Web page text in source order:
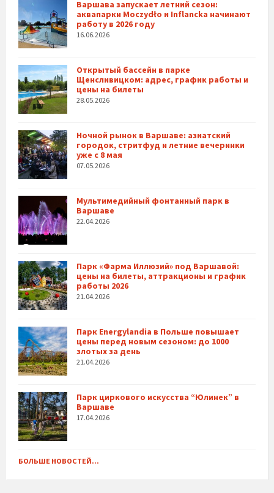
Варшава запускает летний сезон:
аквапарки Moczydło и Inflancka начинают
работу в 2026 году
16.06.2026
Открытый бассейн в парке
Щенсливицком: адрес, график работы и
цены на билеты
28.05.2026
Ночной рынок в Варшаве: азиатский
городок, стритфуд и летние вечеринки
уже с 8 мая
07.05.2026
Мультимедийный фонтанный парк в
Варшаве
22.04.2026
Парк «Фарма Иллюзий» под Варшавой:
цены на билеты, аттракционы и график
работы 2026
21.04.2026
Парк Energylandia в Польше повышает
цены перед новым сезоном: до 1000
злотых за день
21.04.2026
Парк циркового искусства “Юлинек” в
Варшаве
17.04.2026
БОЛЬШЕ НОВОСТЕЙ...